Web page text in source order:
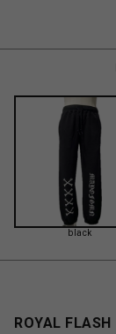
black
ROYAL FLASH